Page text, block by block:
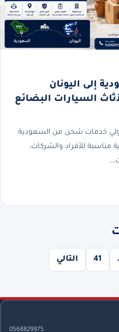
إلى اليونان
شحن الأثاث السيارات البضائع
خدمات شحن من السعودية
مناسبة للأفراد والشركات،
41 التالي
0568829975